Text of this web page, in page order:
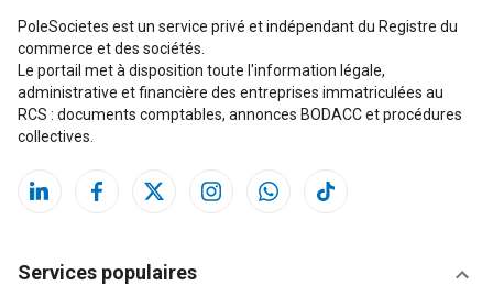
PoleSocietes est un service privé et indépendant du Registre du
commerce et des sociétés.
Le portail met à disposition toute l'information légale,
administrative et financière des entreprises immatriculées au
RCS : documents comptables, annonces BODACC et procédures
collectives.
Services populaires